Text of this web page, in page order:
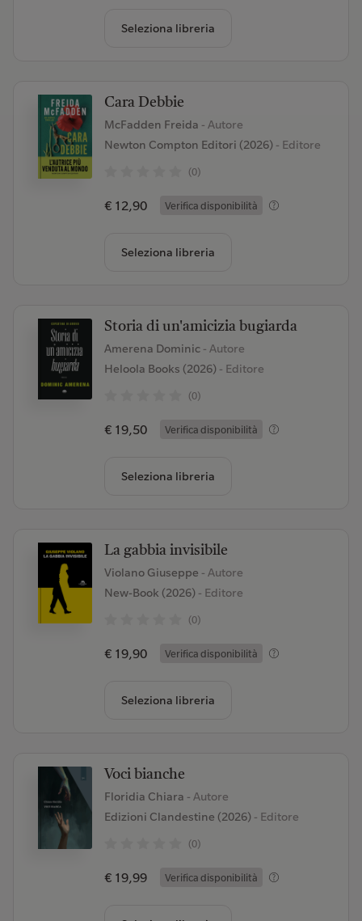
Seleziona libreria
Cara Debbie
McFadden Freida - Autore
Newton Compton Editori (2026)- Editore
(0)
€ 12,90 Verifica disponibilità
Seleziona libreria
Storia di un'amicizia bugiarda
Amerena Dominic - Autore
Heloola Books (2026)- Editore
(0)
€ 19,50 Verifica disponibilità
Seleziona libreria
La gabbia invisibile
Violano Giuseppe - Autore
New-Book (2026)- Editore
(0)
€ 19,90 Verifica disponibilità
Seleziona libreria
Voci bianche
Floridia Chiara - Autore
Edizioni Clandestine (2026)- Editore
(0)
€ 19,99 Verifica disponibilità